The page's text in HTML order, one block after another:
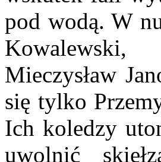
pod wodą. W
Mieczysław
się tylko
Ich koledzy
uwolnić